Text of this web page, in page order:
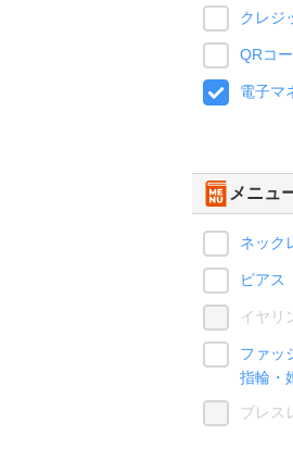
クレジ
QRコ
電子マ
メニュ
ネック
ピアス
イヤリ
ファッ
指輪・
ブレス